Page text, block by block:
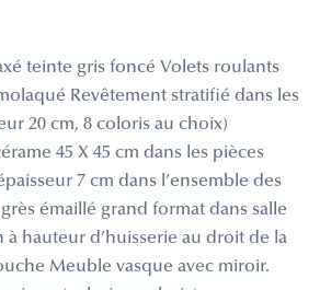
teinte gris foncé Volets roulants
Revêtement stratifié dans les
20 cm, 8 coloris au choix)
45 X 45 cm dans les pièces
7 cm dans l’ensemble des
émaillé grand format dans salle
à hauteur d’huisserie au droit de la
Meuble vasque avec miroir.